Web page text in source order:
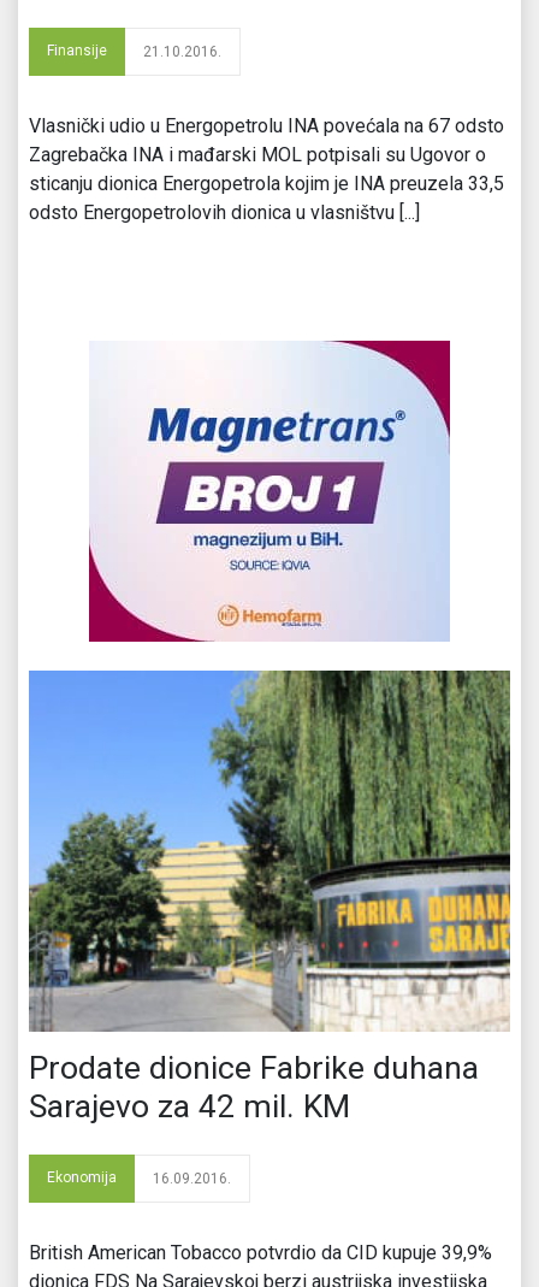
Finansije 21.10.2016.
Vlasnički udio u Energopetrolu INA povećala na 67 odsto
Zagrebačka INA i mađarski MOL potpisali su Ugovor o
sticanju dionica Energopetrola kojim je INA preuzela 33,5
odsto Energopetrolovih dionica u vlasništvu [...]
Prodate dionice Fabrike duhana
Sarajevo za 42 mil. KM
Ekonomija 16.09.2016.
British American Tobacco potvrdio da CID kupuje 39,9%
dionica FDS Na Sarajevskoj berzi austrijska investijska